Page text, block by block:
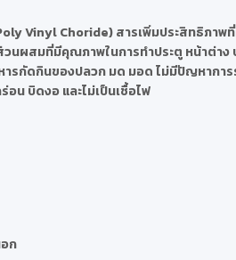
Vinyl Choride) สารเพิ่มประสิทธิภาพ
วนผสมที่มีคุณภาพในการทำประตู หน้าต่าง
รกัดกินของปลวก มด มอด ไม่มีปัญหากา
น บิดงอ และไม่เป็นเชื้อไฟ
ก